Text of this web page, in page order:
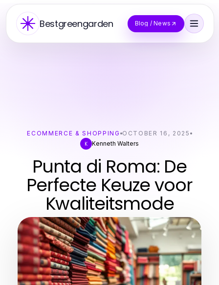
Bestgreengarden Blog / News
ECOMMERCE & SHOPPING OCTOBER 16, 2025
K Kenneth Walters
Punta di Roma: De
Perfecte Keuze voor
Kwaliteitsmode